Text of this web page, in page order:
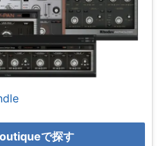
で探す